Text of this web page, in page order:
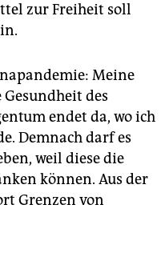
zur Freiheit soll
Meine
des
endet da, wo ich
Demnach darf es
weil diese die
können. Aus der
Grenzen von